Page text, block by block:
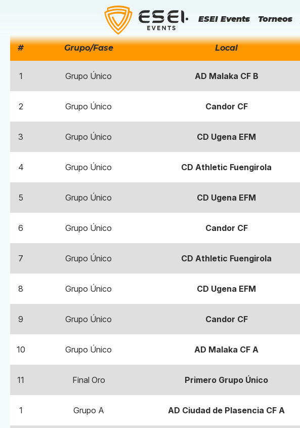
ESEI Events Torneos
# Grupo/Fase Local
1 Grupo Único AD Malaka CF B
2 Grupo Único Candor CF
3 Grupo Único CD Ugena EFM
4 Grupo Único CD Athletic Fuengirola
5 Grupo Único CD Ugena EFM
6 Grupo Único Candor CF
7 Grupo Único CD Athletic Fuengirola
8 Grupo Único CD Ugena EFM
9 Grupo Único Candor CF
10 Grupo Único AD Malaka CF A
11 Final Oro Primero Grupo Único
1 Grupo A AD Ciudad de Plasencia CF A